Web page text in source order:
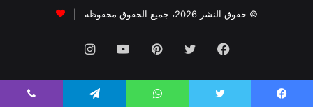
© حقوق النشر 2026، جميع الحقوق محفوظة |
فيسبوك تويتر بينتيريستيوتيوبانستقرام